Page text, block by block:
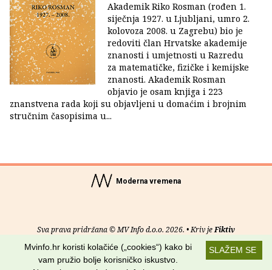
Akademik Riko Rosman (rođen 1.
siječnja 1927. u Ljubljani, umro 2.
kolovoza 2008. u Zagrebu) bio je
redoviti član Hrvatske akademije
znanosti i umjetnosti u Razredu
za matematičke, fizičke i kemijske
znanosti. Akademik Rosman
objavio je osam knjiga i 223
znanstvena rada koji su objavljeni u domaćim i brojnim
stručnim časopisima u...
Moderna vremena
Sva prava pridržana © MV Info d.o.o. 2026. • Kriv jeFiktiv
Uvjeti korištenja RSS kanaliSLAŽEM SE
Mvinfo.hr koristi kolačiće („cookies“) kako bi
vam pružio bolje korisničko iskustvo.